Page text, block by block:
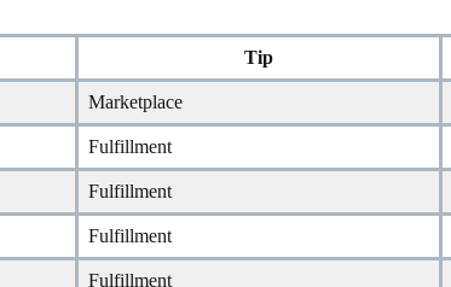
Tip
Marketplace
Fulfillment
Fulfillment
Fulfillment
Fulfillment